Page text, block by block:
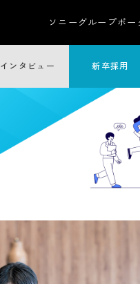
ソニーグループポー
インタビュー 新卒採用